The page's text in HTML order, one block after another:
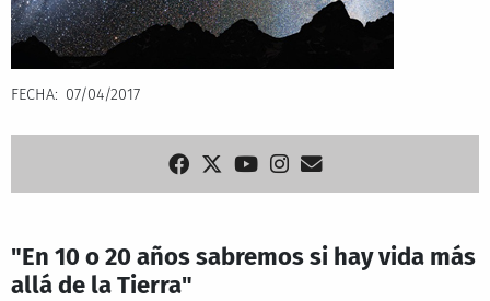
FECHA 07/04/2017
"En 10 o 20 años sabremos si hay vida más
allá de la Tierra"